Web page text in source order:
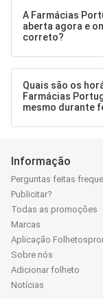
A Farmácias
aberta agora e
correto?
Quais são os
Farmácias
mesmo durante
Informação
Perguntas feitas
Publicitar?
Todas as promoções
Marcas
Aplicação
Sobre nós
Adicionar folheto
Notícias